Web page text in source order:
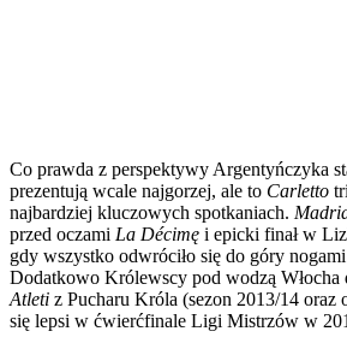
Co prawda z perspektywy Argentyńczyka
prezentują wcale najgorzej, ale to Carletto
najbardziej kluczowych spotkaniach.
przed oczami La Décimę i epicki finał w
gdy wszystko odwróciło się do góry
Dodatkowo Królewscy pod wodzą
Atleti z Pucharu Króla (sezon 2013/14 oraz
się lepsi w ćwierćfinale Ligi Mistrzów w